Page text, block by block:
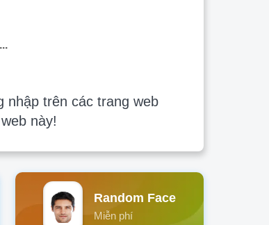
nhập trên các trang web
này!
Random Face
Miễn phí